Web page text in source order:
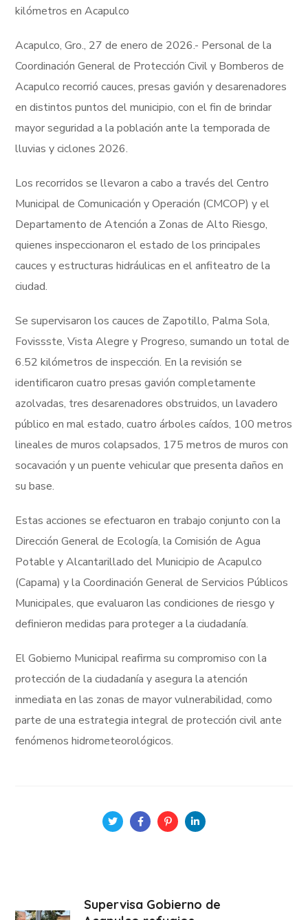
kilómetros en Acapulco
Acapulco, Gro., 27 de enero de 2026.- Personal de la
Coordinación General de Protección Civil y Bomberos de
Acapulco recorrió cauces, presas gavión y desarenadores
en distintos puntos del municipio, con el fin de brindar
mayor seguridad a la población ante la temporada de
lluvias y ciclones 2026.
Los recorridos se llevaron a cabo a través del Centro
Municipal de Comunicación y Operación (CMCOP) y el
Departamento de Atención a Zonas de Alto Riesgo,
quienes inspeccionaron el estado de los principales
cauces y estructuras hidráulicas en el anfiteatro de la
ciudad.
Se supervisaron los cauces de Zapotillo, Palma Sola,
Fovissste, Vista Alegre y Progreso, sumando un total de
6.52 kilómetros de inspección. En la revisión se
identificaron cuatro presas gavión completamente
azolvadas, tres desarenadores obstruidos, un lavadero
público en mal estado, cuatro árboles caídos, 100 metros
lineales de muros colapsados, 175 metros de muros con
socavación y un puente vehicular que presenta daños en
su base.
Estas acciones se efectuaron en trabajo conjunto con la
Dirección General de Ecología, la Comisión de Agua
Potable y Alcantarillado del Municipio de Acapulco
(Capama) y la Coordinación General de Servicios Públicos
Municipales, que evaluaron las condiciones de riesgo y
definieron medidas para proteger a la ciudadanía.
El Gobierno Municipal reafirma su compromiso con la
protección de la ciudadanía y asegura la atención
inmediata en las zonas de mayor vulnerabilidad, como
parte de una estrategia integral de protección civil ante
fenómenos hidrometeorológicos.
Supervisa Gobierno de